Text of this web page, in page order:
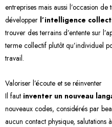
entreprises mais aussi l’occasion de
développer l’intelligence
trouver des terrains d’entente sur
terme collectif plutôt qu’individuel
travail.
Valoriser l’écoute et se réinventer
Il faut inventer un nouveau
nouveaux codes, considérés par
aucun contact physique, salutations